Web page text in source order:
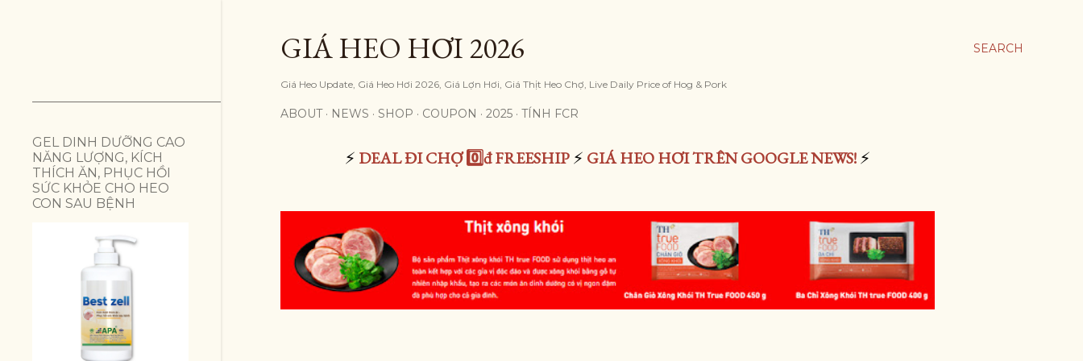
SEARCH
GIÁ HEO HƠI 2026
Giá Heo Update, Giá Heo Hơi 2026, Giá Lợn Hơi, Giá Thịt Heo Chợ, Live Daily Price of Hog & Pork
ABOUT NEWS SHOP COUPON 2025 TÍNH FCR
⚡ DEAL ĐI CHỢ 0️⃣đ FREESHIP⚡ GIÁ HEO HƠI TRÊN GOOGLE NEWS!⚡
GEL DINH DƯỠNG CAO
NĂNG LƯỢNG, KÍCH
THÍCH ĂN, PHỤC HỒI
SỨC KHỎE CHO HEO
CON SAU BỆNH